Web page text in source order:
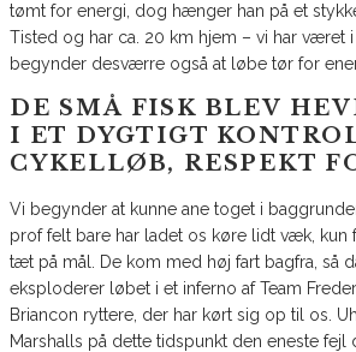
tømt for energi, dog hænger han på et
Tisted og har ca. 20 km hjem – vi har været
begynder desværre også at løbe tør for
DE SMÅ FISK BLEV
I ET DYGTIGT
CYKELLØB, RESPEKT
Vi begynder at kunne ane toget i
prof felt bare har ladet os køre lidt væk, kun
tæt på mål. De kom med høj fart bagfra, så
eksploderer løbet i et inferno af Team
Briancon ryttere, der har kørt sig op til os.
Marshalls på dette tidspunkt den eneste fejl